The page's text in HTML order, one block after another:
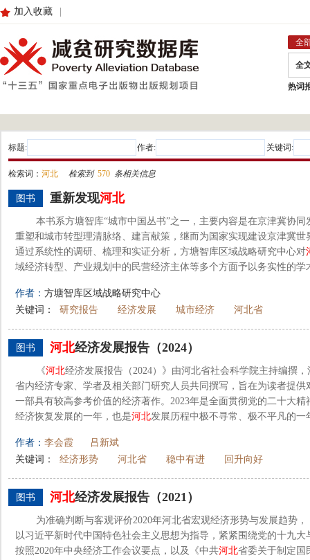
加入收藏
全
全
热词
标题: 作者: 关键词:
检索词： 河北 检索到 570 条相关信息
图书 重新发现河北
本书系方塘智库“城市中国丛书”之一，主要内容是在京津冀协
重塑和城市转型理清脉络、建言献策，继而为国家实现建设京津冀
通过系统性的调研、梳理和实证分析，方塘智库区域战略研究中心对
域经济转型、产业规划中的民营经济主体等多个方面予以务实性的
作者： 方塘智库区域战略研究中心
关键词：
研究报告 经济发展 城市经济 河北省
图书 河北经济发展报告（2024）
《河北经济发展报告（2024）》由河北省社会科学院主持编撰
省内经济专家、学者及相关部门研究人员共同撰写，旨在为读者提供
一部具有较高参考价值的经济著作。2023年是全面贯彻党的二十大
经济恢复发展的一年，也是河北发展历程中极不寻常、极不平凡的一
作者： 李会霞
吕新斌
关键词：
经济形势 河北省 稳中有进 回升向好
图书 河北经济发展报告（2021）
为准确判断与客观评价2020年河北省宏观经济形势与发展趋势，
以习近平新时代中国特色社会主义思想为指导，紧紧围绕党的十九
按照2020年中央经济工作会议要点，以及《中共河北省委关于制定国